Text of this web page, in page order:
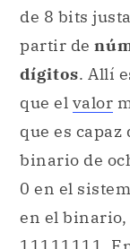
de 8 bits
partir de
dígitos. Allí
que el valor
que es
binario de
0 en el
en el binario,